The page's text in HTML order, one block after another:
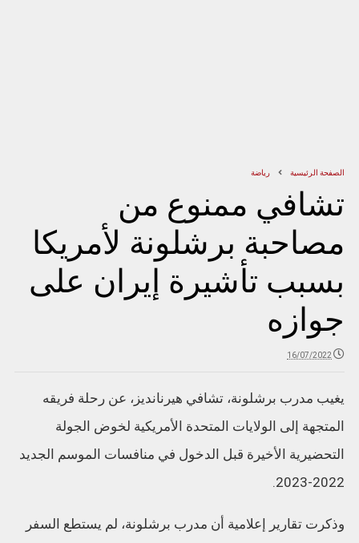
الصفحة الرئيسية رياضة
تشافي ممنوع من
مصاحبة برشلونة لأمريكا
بسبب تأشيرة إيران على
جوازه
16/07/2022
يغيب مدرب برشلونة، تشافي هيرنانديز، عن رحلة فريقه
المتجهة إلى الولايات المتحدة الأمريكية لخوض الجولة
التحضيرية الأخيرة قبل الدخول في منافسات الموسم الجديد
2022-2023.
وذكرت تقارير إعلامية أن مدرب برشلونة، لم يستطع السفر